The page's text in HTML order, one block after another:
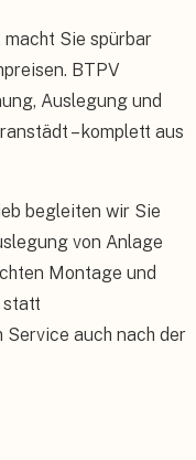
Sie spürbar
BTPV
Auslegung und
– komplett aus
begleiten wir Sie
von Anlage
Montage und
statt
auch nach der